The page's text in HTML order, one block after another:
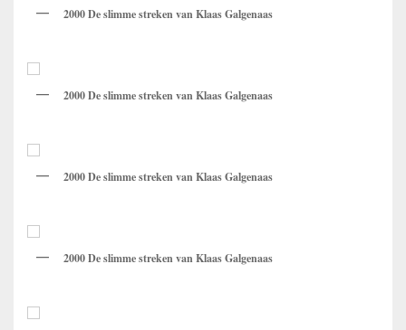
2000 De slimme streken van Klaas Galgenaas
2000 De slimme streken van Klaas Galgenaas
2000 De slimme streken van Klaas Galgenaas
2000 De slimme streken van Klaas Galgenaas